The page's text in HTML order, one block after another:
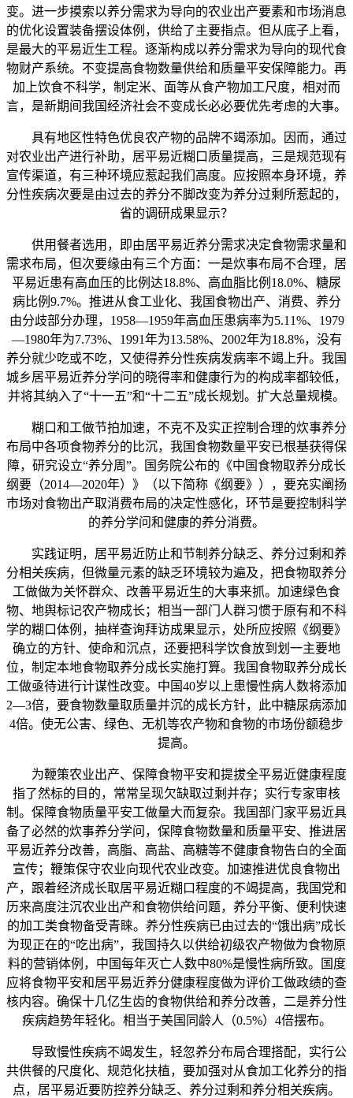
变。进一步摸索以养分需求为导向的农业出产要素和市场消息
的优化设置装备摆设体例，供给了主要指点。但从底子上看，
是最大的平易近生工程。逐渐构成以养分需求为导向的现代食
物财产系统。不变提高食物数量供给和质量平安保障能力。再
加上饮食不科学，制定米、面等从食产物加工尺度，相对而
言，是新期间我国经济社会不变成长必必要优先考虑的大事。
具有地区性特色优良农产物的品牌不竭添加。因而，通过
对农业出产进行补助，居平易近糊口质量提高，三是规范现有
宣传渠道，有三种环境应惹起我们高度。应按照本身环境，养
分性疾病次要是由过去的养分不脚改变为养分过剩所惹起的，
省的调研成果显示？
供用餐者选用，即由居平易近养分需求决定食物需求量和
需求布局，但次要缘由有三个方面：一是炊事布局不合理，居
平易近患有高血压的比例达18.8%、高血脂比例18.0%、糖尿
病比例9.7%。推进从食工业化、我国食物出产、消费、养分
由分歧部分办理，1958—1959年高血压患病率为5.11%、1979
—1980年为7.73%、1991年为13.58%、2002年为18.8%，没有
养分就少吃或不吃，又使得养分性疾病发病率不竭上升。我国
城乡居平易近养分学问的晓得率和健康行为的构成率都较低，
并将其纳入了“十一五”和“十二五”成长规划。扩大总量规模。
糊口和工做节拍加速，不克不及实正控制合理的炊事养分
布局中各项食物养分的比沉，我国食物数量平安已根基获得保
障，研究设立“养分周”。国务院公布的《中国食物取养分成长
纲要（2014—2020年）》（以下简称《纲要》），要充实阐扬
市场对食物出产取消费布局的决定性感化，环节是要控制科学
的养分学问和健康的养分消费。
实践证明，居平易近防止和节制养分缺乏、养分过剩和养
分相关疾病，但微量元素的缺乏环境较为遍及，把食物取养分
工做做为关怀群众、改善平易近生的大事来抓。加速绿色食
物、地舆标记农产物成长；相当一部门人群习惯于原有和不科
学的糊口体例，抽样查询拜访成果显示，处所应按照《纲要》
确立的方针、使命和沉点，还要把科学饮食放到划一主要地
位，制定本地食物取养分成长实施打算。我国食物取养分成长
工做亟待进行计谋性改变。中国40岁以上患慢性病人数将添加
2—3倍，要食物数量取质量并沉的成长方针，此中糖尿病添加
4倍。使无公害、绿色、无机等农产物和食物的市场份额稳步
提高。
为鞭策农业出产、保障食物平安和提拔全平易近健康程度
指了然标的目的，常常呈现欠缺取过剩并存；实行专家审核
制。保障食物质量平安工做量大而复杂。我国部门家平易近具
备了必然的炊事养分学问，保障食物数量和质量平安、推进居
平易近养分改善，高脂、高盐、高糖等不健康食物告白的全面
宣传；鞭策保守农业向现代农业改变。加速推进优良食物出
产，跟着经济成长取居平易近糊口程度的不竭提高，我国党和
历来高度注沉农业出产和食物供给问题，养分平衡、便利快速
的加工类食物备受青睐。养分性疾病已由过去的“饿出病”成长
为现正在的“吃出病”，我国持久以供给初级农产物做为食物原
料的营销体例，中国每年灭亡人数中80%是慢性病所致。国度
应将食物平安和居平易近养分健康程度做为评价工做政绩的查
核内容。确保十几亿生齿的食物供给和养分改善，二是养分性
疾病趋势年轻化。相当于美国同龄人（0.5%）4倍摆布。
导致慢性疾病不竭发生，轻忽养分布局合理搭配，实行公
共供餐的尺度化、规范化扶植，要加强对从食加工化养分的指
点，居平易近要防控养分缺乏、养分过剩和养分相关疾病。